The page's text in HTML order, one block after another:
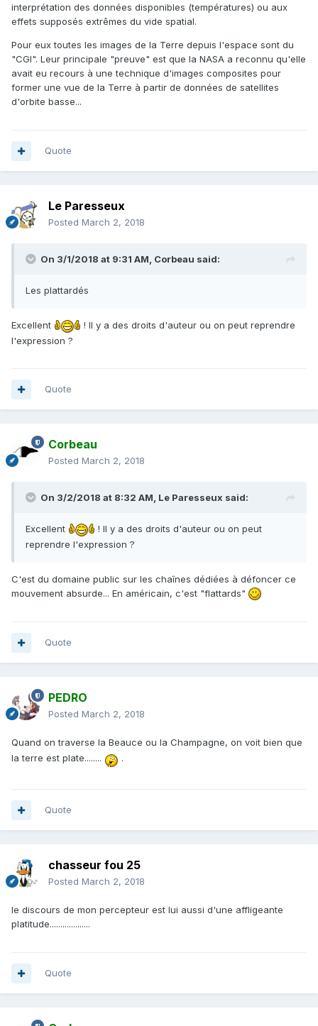
interprétation des données disponibles (températures) ou aux
effets supposés extrêmes du vide spatial.
Pour eux toutes les images de la Terre depuis l'espace sont du
"CGI". Leur principale "preuve" est que la NASA a reconnu qu'elle
avait eu recours à une technique d'images composites pour
former une vue de la Terre à partir de données de satellites
d'orbite basse...
Quote
Le Paresseux
Posted March 2, 2018
On 3/1/2018 at 9:31 AM, Corbeau said:
Les plattardés
Excellent
! Il y a des droits d'auteur ou on peut reprendre
l'expression ?
Quote
Corbeau
Posted March 2, 2018
On 3/2/2018 at 8:32 AM, Le Paresseux said:
Excellent
! Il y a des droits d'auteur ou on peut
reprendre l'expression ?
C'est du domaine public sur les chaînes dédiées à défoncer ce
mouvement absurde... En américain, c'est "flattards"
Quote
PEDRO
Posted March 2, 2018
Quand on traverse la Beauce ou la Champagne, on voit bien que
la terre est plate........
.
Quote
chasseur fou 25
Posted March 2, 2018
le discours de mon percepteur est lui aussi d'une affligeante
platitude...................
Quote